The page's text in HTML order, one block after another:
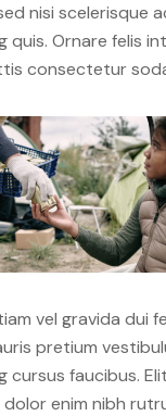
nisi scelerisque
quis. Ornare felis
consectetur
vel gravida dui
pretium
cursus faucibus.
dolor enim nibh